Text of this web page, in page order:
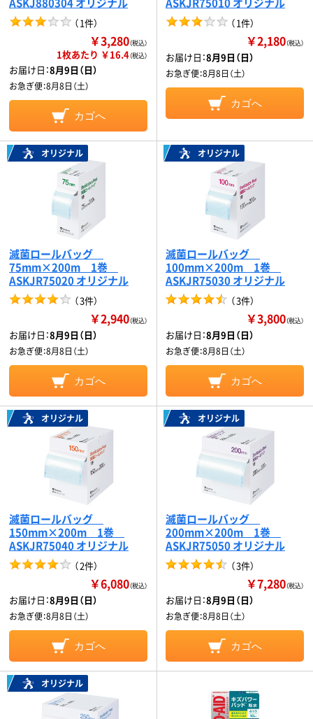
（1件）
￥3,280（税込）
1枚あたり ￥16.4（税込）
お届け日：8月9日（日）
お急ぎ便：8月8日（土）
カゴへ
（1件）
￥2,180（税込）
お届け日：8月9日（日）
お急ぎ便：8月8日（土）
カゴへ
オリジナル
滅菌ロールバッグ
75mm×200m 1巻
ASKJR75020 オリジナル
（3件）
￥2,940（税込）
お届け日：8月9日（日）
お急ぎ便：8月8日（土）
カゴへ
オリジナル
滅菌ロールバッグ
100mm×200m 1巻
ASKJR75030 オリジナル
（3件）
￥3,800（税込）
お届け日：8月9日（日）
お急ぎ便：8月8日（土）
カゴへ
オリジナル
滅菌ロールバッグ
150mm×200m 1巻
ASKJR75040 オリジナル
（2件）
￥6,080（税込）
お届け日：8月9日（日）
お急ぎ便：8月8日（土）
カゴへ
オリジナル
滅菌ロールバッグ
200mm×200m 1巻
ASKJR75050 オリジナル
（3件）
￥7,280（税込）
お届け日：8月9日（日）
お急ぎ便：8月8日（土）
カゴへ
オリジナル